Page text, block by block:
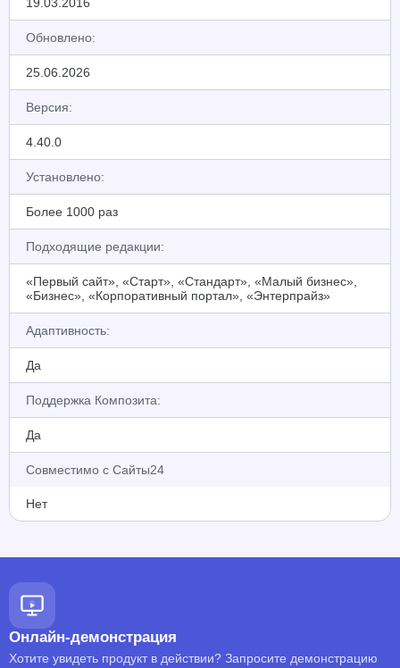
Обновлено:
25.06.2026
Версия:
4.40.0
Установлено:
Более 1000 раз
Подходящие редакции:
«Первый сайт», «Старт», «Стандарт», «Малый бизнес»,
«Бизнес», «Корпоративный портал», «Энтерпрайз»
Адаптивность:
Да
Поддержка Композита:
Да
Совместимо с Сайты24
Нет
Онлайн-демонстрация
Хотите увидеть продукт в действии? Запросите демонстрацию